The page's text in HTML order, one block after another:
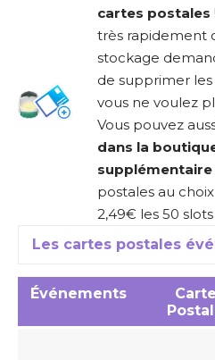
cartes postales
très rapidement
stockage
de supprimer
vous ne voulez
Vous pouvez
dans la
supplémentaire
postales au
2,49€ les 50
Les cartes postales
Événements